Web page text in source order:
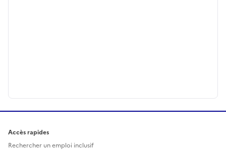
Accès rapides
Rechercher un emploi inclusif